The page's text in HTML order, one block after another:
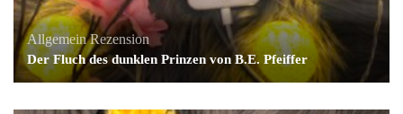
Allgemein Rezension
Der Fluch des dunklen Prinzen von B.E. Pfeiffer